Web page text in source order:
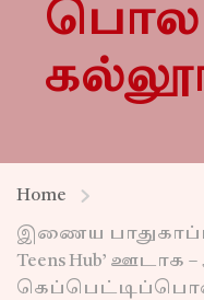
பொல
Home
இணைய பாதுகாப்பு
Teens Hub’
கெப்பெட்டிப்பொல